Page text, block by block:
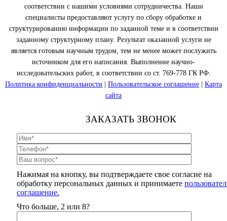
соответствии с нашими условиями сотрудничества. Наши
специалисты предоставляют услугу по сбору обработке и
структурированию информации по заданной теме и в соответствии
заданному структурному плану. Результат оказанной услуги не
является готовым научным трудом, тем не менее может послужить
источником для его написания. Выполнение научно-
исследовательских работ, в соответствии со ст. 769-778 ГК РФ.
Политика конфиденциальности
Пользовательское соглашение
Карта
сайта
ЗАКАЗАТЬ ЗВОНОК
Нажимая на кнопку, вы подтверждаете свое согласие на
обработку персональных данных и принимаете
соглашение.
Что больше, 2 или 8?